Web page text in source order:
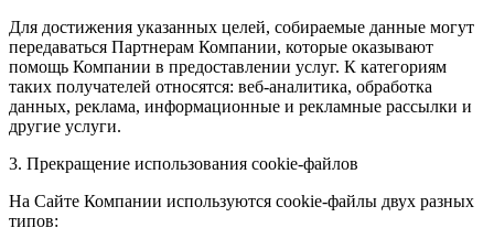
Для достижения указанных целей, собираемые данные могут
передаваться Партнерам Компании, которые оказывают
помощь Компании в предоставлении услуг. К категориям
таких получателей относятся: веб-аналитика, обработка
данных, реклама, информационные и рекламные рассылки и
другие услуги.
3. Прекращение использования cookie-файлов
На Сайте Компании используются cookie-файлы двух разных
типов: